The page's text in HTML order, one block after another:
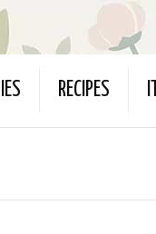
RECIPES